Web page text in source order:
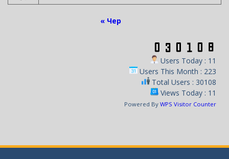
« Чер
Users Today : 11
Users This Month : 223
Total Users : 30108
Views Today : 11
Powered By WPS Visitor Counter